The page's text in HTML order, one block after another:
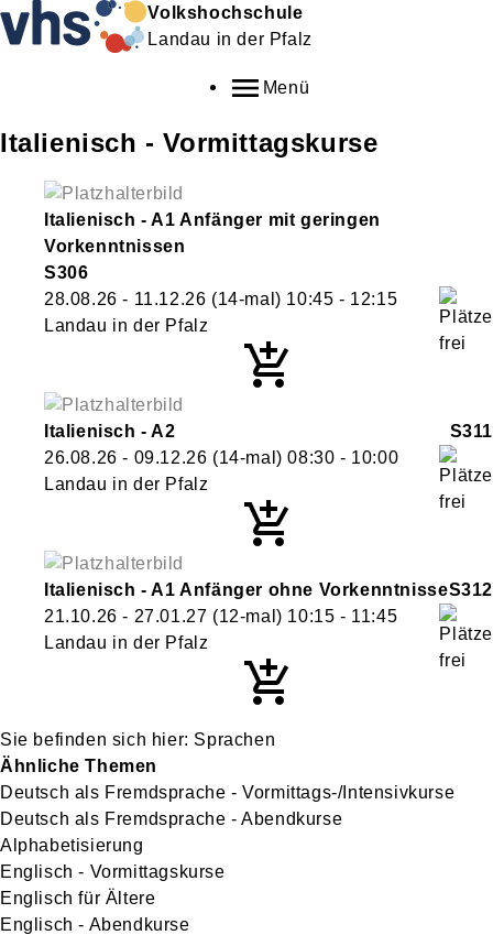
Volkshochschule
Landau in der Pfalz
Menü
Italienisch - Vormittagskurse
Italienisch - A1 Anfänger mit geringen
Vorkenntnissen
S306
28.08.26 - 11.12.26 (14-mal) 10:45 - 12:15
Landau in der Pfalz
Italienisch - A2
S311
26.08.26 - 09.12.26 (14-mal)08:30 - 10:00
Landau in der Pfalz
Italienisch - A1 Anfänger ohne VorkenntnisseS312
21.10.26 - 27.01.27 (12-mal) 10:15 - 11:45
Landau in der Pfalz
Sprachen
Ähnliche Themen
Deutsch als Fremdsprache - Vormittags-/Intensivkurse
Deutsch als Fremdsprache - Abendkurse
Alphabetisierung
Englisch - Vormittagskurse
Englisch für Ältere
Englisch - Abendkurse